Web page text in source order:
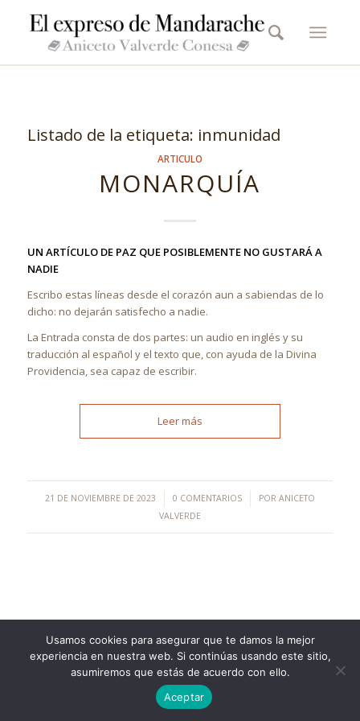
Listado de la etiqueta: inmunidad
ARTICULO
MONARQUÍA
UN ARTÍCULO DE PAZ QUE POSIBLEMENTE NO GUSTARÁ A
NADIE
Escribo estas líneas desde el corazón aun a sabiendas de lo
dicho: no dejarán satisfecho a nadie.
La Entrada consta de dos partes: un audio en inglés y su
traducción al español y el texto que, con ayuda de la Divina
Providencia, sea capaz de escribir.
Leer más
21 DE NOVIEMBRE DE 2023
/ 0 COMENTARIOS
/ POR ANICETO
VALVERDE
©Copyright [2023] - TecnoMur Sistemas, Informática y
Telecomunicaciones
Usamos cookies para asegurar que te damos la mejor
experiencia en nuestra web. Si continúas usando este sitio,
asumiremos que estás de acuerdo con ello.
Aceptar